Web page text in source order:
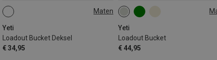
Maten
Yeti
Loadout Bucket Deksel
€ 34,95
ONE SIZE
Yeti
Loadout Bucket
€ 44,95
19L